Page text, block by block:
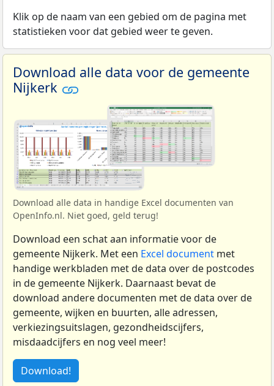
Klik op de naam van een gebied om de pagina met
statistieken voor dat gebied weer te geven.
Download alle data voor de gemeente
Nijkerk
Download alle data in handige Excel documenten van
OpenInfo.nl. Niet goed, geld terug!
Download een schat aan informatie voor de
gemeente Nijkerk. Met een Excel document met
handige werkbladen met de data over de postcodes
in de gemeente Nijkerk. Daarnaast bevat de
download andere documenten met de data over de
gemeente, wijken en buurten, alle adressen,
verkiezingsuitslagen, gezondheidscijfers,
misdaadcijfers en nog veel meer!
Download!